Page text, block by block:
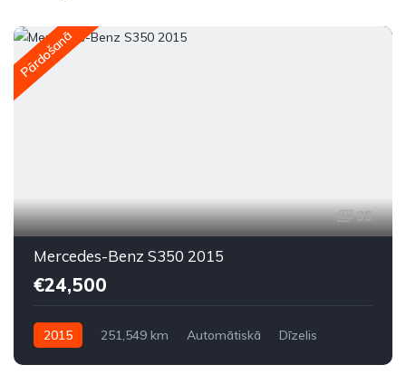
Pārdošanā
35
Mercedes-Benz S350 2015
€24,500
2015 251,549 km Automātiskā
Dīzelis